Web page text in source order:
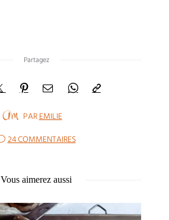
Partagez
PAREMILIE
24 COMMENTAIRES
Vous aimerez aussi